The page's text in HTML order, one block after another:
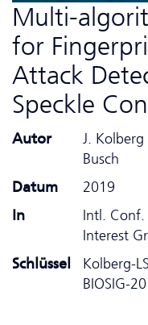
Multi-
for
Attack
Speckle
Autor
J.
Busch
Datum
2019
In
Intl. Conf.
Interest
Schlüssel
Kolberg-
BIOSIG-